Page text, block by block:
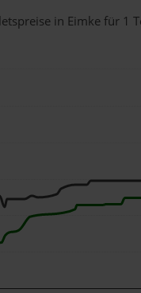
in Eimke für 1